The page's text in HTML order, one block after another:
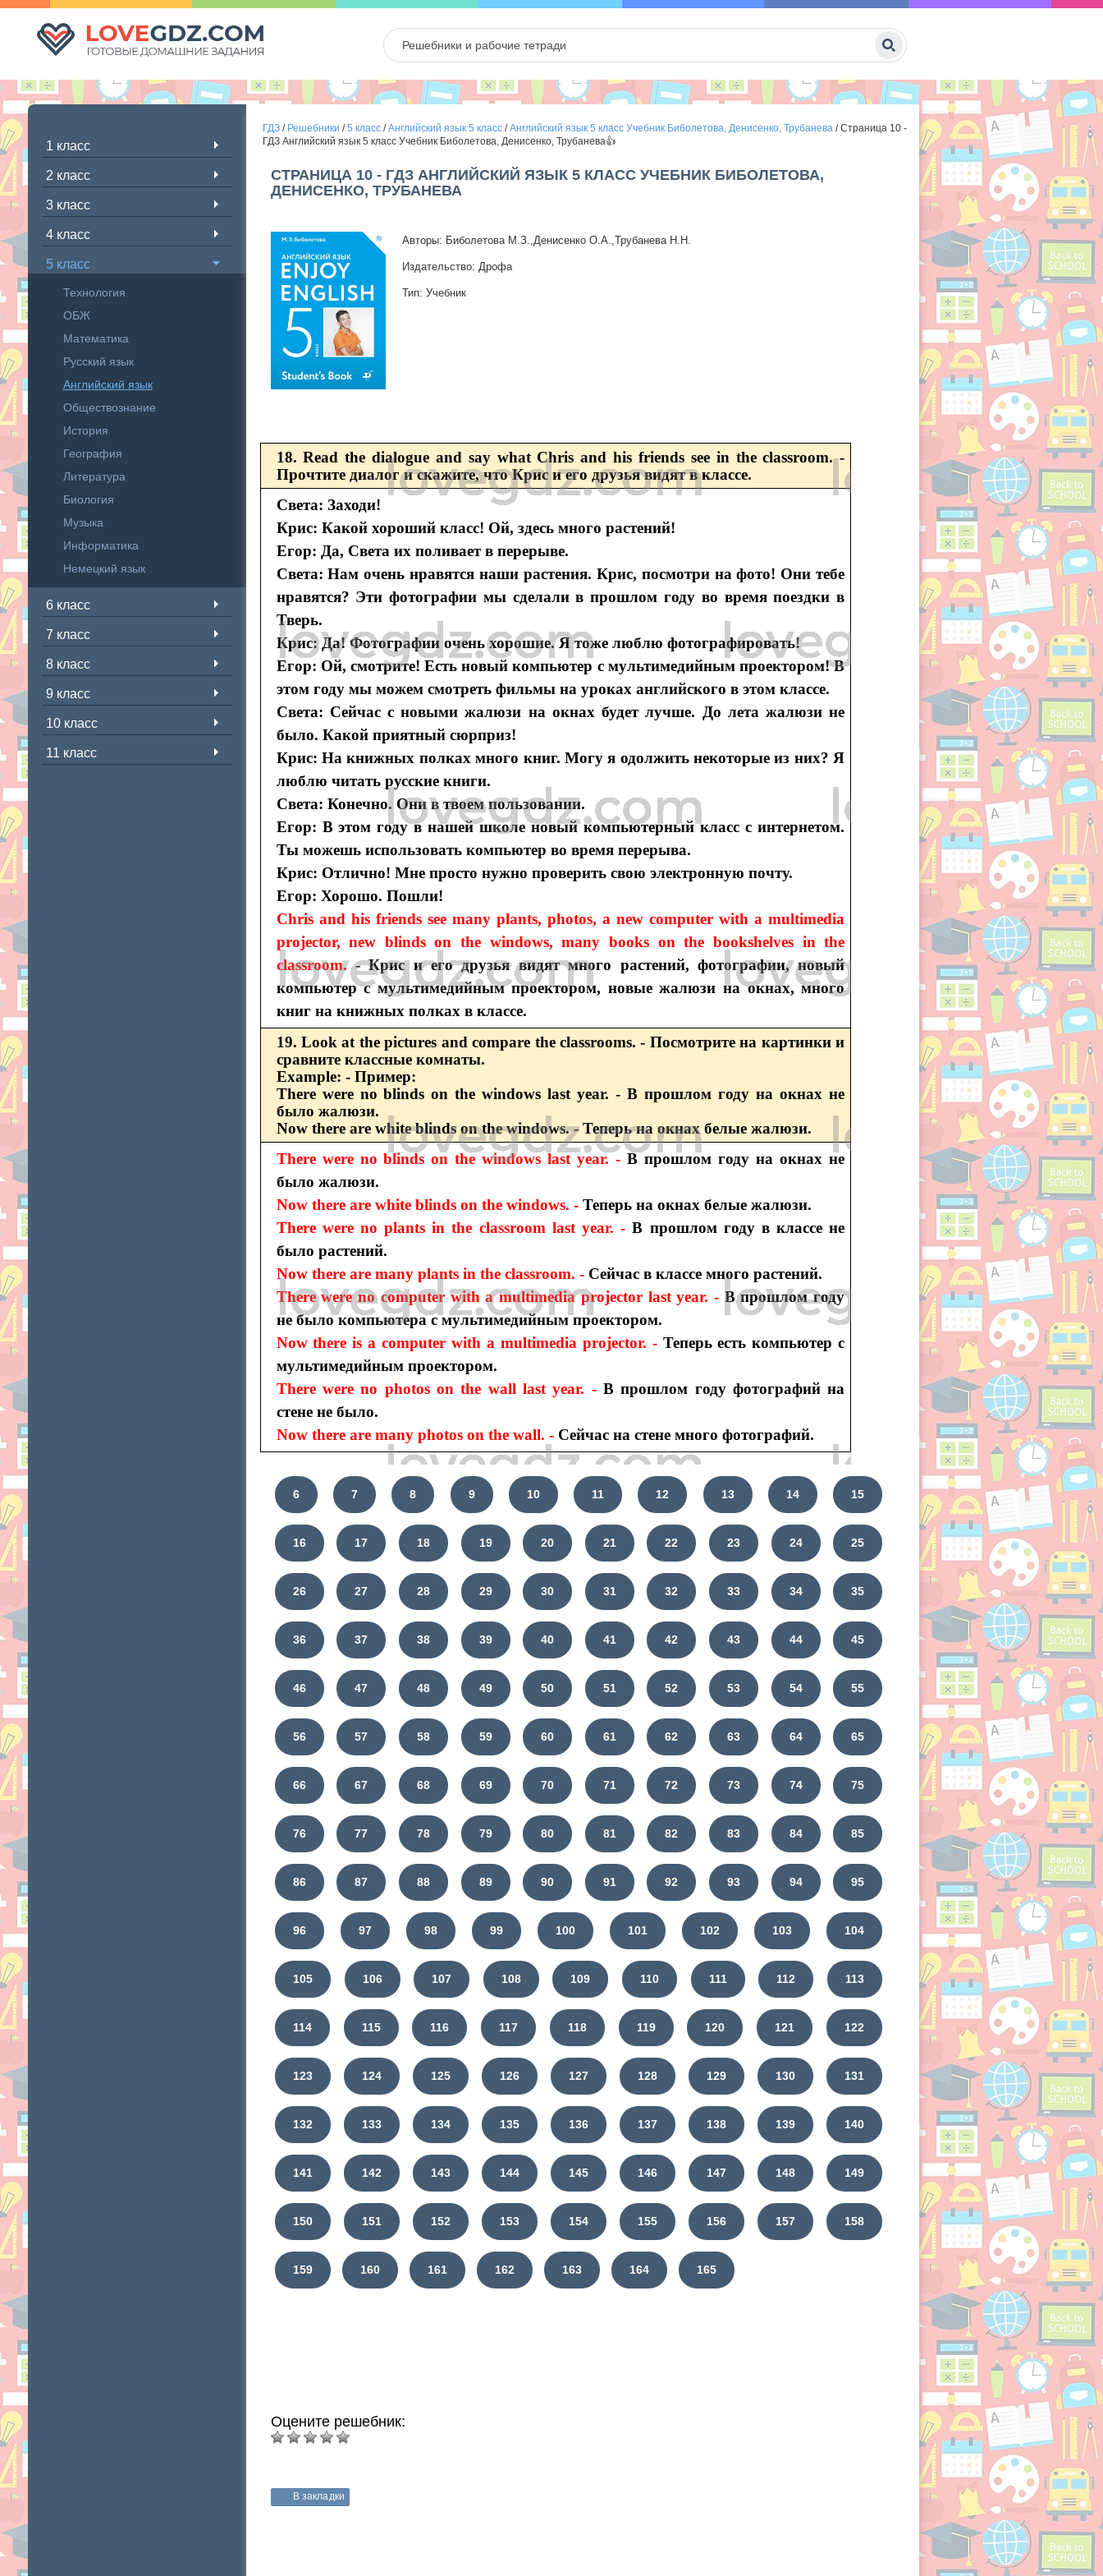
1 класс
2 класс
3 класс
4 класс
5 класс
Технология
ОБЖ
Математика
Русский язык
Английский язык
Обществознание
История
География
Литература
Биология
Музыка
Информатика
Немецкий язык
6 класс
7 класс
8 класс
9 класс
10 класс
11 класс
ГДЗ/ Решебники /5 класс/Английский язык 5 класс/Английский язык 5 класс Учебник Биболетова, Денисенко, Трубанева/Страница 10 -
ГДЗ Английский язык 5 класс Учебник Биболетова, Денисенко, Трубанева👍
СТРАНИЦА 10 - ГДЗ АНГЛИЙСКИЙ ЯЗЫК 5 КЛАСС УЧЕБНИК БИБОЛЕТОВА,
ДЕНИСЕНКО, ТРУБАНЕВА
Авторы: Биболетова М.З.,Денисенко О.А.,Трубанева Н.Н.
Издательство: Дрофа
Тип: Учебник
18. Read the dialogue and say what Chris and his friends see in the classroom. -
Прочтите диалог и скажите, что Крис и его друзья видят в классе.
Света: Заходи!
Крис: Какой хороший класс! Ой, здесь много растений!
Егор: Да, Света их поливает в перерыве.
Света: Нам очень нравятся наши растения. Крис, посмотри на фото! Они тебе
нравятся? Эти фотографии мы сделали в прошлом году во время поездки в
Тверь.
Крис: Да! Фотографии очень хорошие. Я тоже люблю фотографировать!
Егор: Ой, смотрите! Есть новый компьютер с мультимедийным проектором! В
этом году мы можем смотреть фильмы на уроках английского в этом классе.
Света: Сейчас с новыми жалюзи на окнах будет лучше. До лета жалюзи не
было. Какой приятный сюрприз!
Крис: На книжных полках много книг. Могу я одолжить некоторые из них? Я
люблю читать русские книги.
Света: Конечно. Они в твоем пользовании.
Егор: В этом году в нашей школе новый компьютерный класс с интернетом.
Ты можешь использовать компьютер во время перерыва.
Крис: Отлично! Мне просто нужно проверить свою электронную почту.
Егор: Хорошо. Пошли!
Chris and his friends see many plants, photos, a new computer with a multimedia
projector, new blinds on the windows, many books on the bookshelves in the
classroom. - Крис и его друзья видят много растений, фотографии, новый
компьютер с мультимедийным проектором, новые жалюзи на окнах, много
книг на книжных полках в классе.
19. Look at the pictures and compare the classrooms. - Посмотрите на картинки и
сравните классные комнаты.
Example: - Пример:
There were no blinds on the windows last year. - В прошлом году на окнах не
было жалюзи.
Now there are white blinds on the windows. - Теперь на окнах белые жалюзи.
There were no blinds on the windows last year. -В прошлом году на окнах не
было жалюзи.
Now there are white blinds on the windows. - Теперь на окнах белые жалюзи.
There were no plants in the classroom last year. -В прошлом году в классе не
было растений.
Now there are many plants in the classroom. - Сейчас в классе много растений.
There were no computer with a multimedia projector last year. - В прошлом году
не было компьютера с мультимедийным проектором.
Now there is a computer with a multimedia projector. - Теперь есть компьютер с
мультимедийным проектором.
There were no photos on the wall last year. - В прошлом году фотографий на
стене не было.
Now there are many photos on the wall. - Сейчас на стене много фотографий.
6 7 8 9 10 11 12 13 14 15
16 17 18 19 20 21 22 23 24 25
26 27 28 29 30 31 32 33 34 35
36 37 38 39 40 41 42 43 44 45
46 47 48 49 50 51 52 53 54 55
56 57 58 59 60 61 62 63 64 65
66 67 68 69 70 71 72 73 74 75
76 77 78 79 80 81 82 83 84 85
86 87 88 89 90 91 92 93 94 95
96 97 98 99 100 101 102 103 104
105 106 107 108 109 110 111 112 113
114 115 116 117 118 119 120 121 122
123 124 125 126 127 128 129 130 131
132 133 134 135 136 137 138 139 140
141 142 143 144 145 146 147 148 149
150 151 152 153 154 155 156 157 158
159 160 161 162 163 164 165
Оцените решебник:
В закладки